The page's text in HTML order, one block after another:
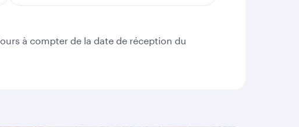
à compter de la date de réception du